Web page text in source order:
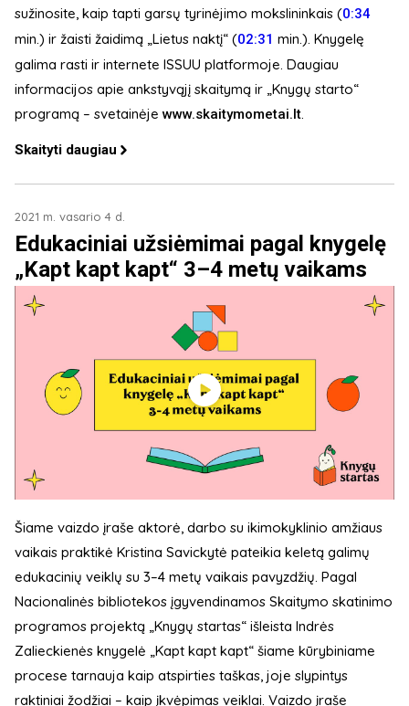
sužinosite, kaip tapti garsų tyrinėjimo mokslininkais (0:34
min.) ir žaisti žaidimą „Lietus naktį“ (02:31 ​ min.). Knygelę
galima rasti ir internete ISSUU platformoje. Daugiau
informacijos apie ankstyvąjį skaitymą ir „Knygų starto“
programą – svetainėje www.skaitymometai.lt
Skaityti daugiau
2021 m. vasario 4 d.
Edukaciniai užsiėmimai pagal knygelę
„Kapt kapt kapt“ 3–4 metų vaikams
Šiame vaizdo įraše aktorė, darbo su ikimokyklinio amžiaus
vaikais praktikė Kristina Savickytė pateikia keletą galimų
edukacinių veiklų su 3–4 metų vaikais pavyzdžių. Pagal
Nacionalinės bibliotekos įgyvendinamos Skaitymo skatinimo
programos projektą „Knygų startas“ išleista Indrės
Zalieckienės knygelė „Kapt kapt kapt“ šiame kūrybiniame
procese tarnauja kaip atspirties taškas, joje slypintys
raktiniai žodžiai – kaip įkvėpimas veiklai. Vaizdo įraše